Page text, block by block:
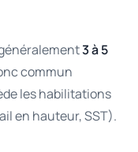
3 à 5
commun
les habilitations
en hauteur, SST).